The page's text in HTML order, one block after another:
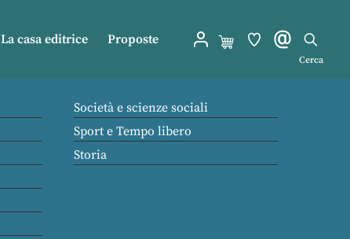
La casa editrice Proposte
Cerca
Società e scienze sociali
Sport e Tempo libero
Storia